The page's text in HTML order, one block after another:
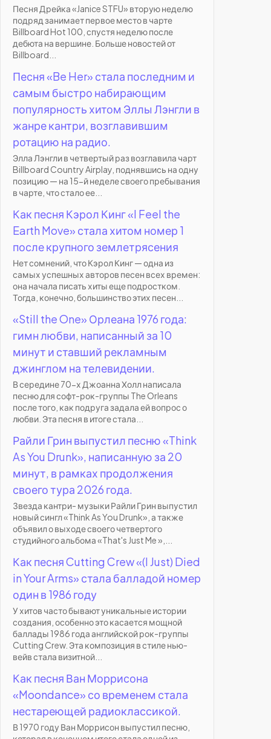
Песня Дрейка «Janice STFU» вторую неделю
подряд занимает первое место в чарте
Billboard Hot 100, спустя неделю после
дебюта на вершине. Больше новостей от
Billboard...
Песня «Be Her» стала последним и
самым быстро набирающим
популярность хитом Эллы Лэнгли в
жанре кантри, возглавившим
ротацию на радио.
Элла Лэнгли в четвертый раз возглавила чарт
Billboard Country Airplay, поднявшись на одну
позицию — на 15-й неделе своего пребывания
в чарте, что стало ее...
Как песня Кэрол Кинг «I Feel the
Earth Move» стала хитом номер 1
после крупного землетрясения
Нет сомнений, что Кэрол Кинг — одна из
самых успешных авторов песен всех времен:
она начала писать хиты еще подростком.
Тогда, конечно, большинство этих песен...
«Still the One» Орлеана 1976 года:
гимн любви, написанный за 10
минут и ставший рекламным
джинглом на телевидении.
В середине 70-х Джоанна Холл написала
песню для софт-рок-группы The Orleans
после того, как подруга задала ей вопрос о
любви. Эта песня в итоге стала...
Райли Грин выпустил песню «Think
As You Drunk», написанную за 20
минут, в рамках продолжения
своего тура 2026 года.
Звезда кантри- музыки Райли Грин выпустил
новый сингл «Think As You Drunk», а также
объявил о выходе своего четвертого
студийного альбома «That's Just Me »,...
Как песня Cutting Crew «(I Just) Died
in Your Arms» стала балладой номер
один в 1986 году
У хитов часто бывают уникальные истории
создания, особенно это касается мощной
баллады 1986 года английской рок-группы
Cutting Crew. Эта композиция в стиле нью-
вейв стала визитной...
Как песня Ван Моррисона
«Moondance» со временем стала
нестареющей радиоклассикой.
В 1970 году Ван Моррисон выпустил песню,